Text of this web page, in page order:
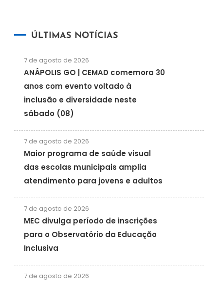
ÚLTIMAS NOTÍCIAS
7 de agosto de 2026
ANÁPOLIS GO | CEMAD comemora 30
anos com evento voltado à
inclusão e diversidade neste
sábado (08)
7 de agosto de 2026
Maior programa de saúde visual
das escolas municipais amplia
atendimento para jovens e adultos
7 de agosto de 2026
MEC divulga período de inscrições
para o Observatório da Educação
Inclusiva
7 de agosto de 2026